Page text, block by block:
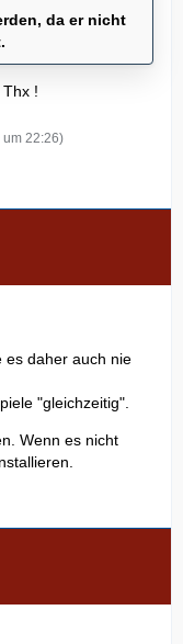
da er nicht
!
22:26)
es daher auch nie
"gleichzeitig".
Wenn es nicht